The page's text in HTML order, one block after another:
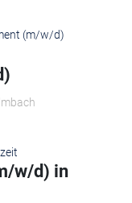
w/d) in